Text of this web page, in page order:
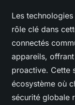
Les
rôle clé dans
connectés
appareils,
proactive. Cette
écosystème où
sécurité globale